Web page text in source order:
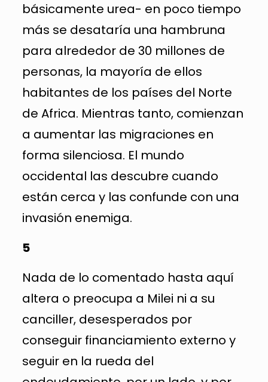
básicamente urea- en poco tiempo
más se desataría una hambruna
para alrededor de 30 millones de
personas, la mayoría de ellos
habitantes de los países del Norte
de Africa. Mientras tanto, comienzan
a aumentar las migraciones en
forma silenciosa. El mundo
occidental las descubre cuando
están cerca y las confunde con una
invasión enemiga.
5
Nada de lo comentado hasta aquí
altera o preocupa a Milei ni a su
canciller, desesperados por
conseguir financiamiento externo y
seguir en la rueda del